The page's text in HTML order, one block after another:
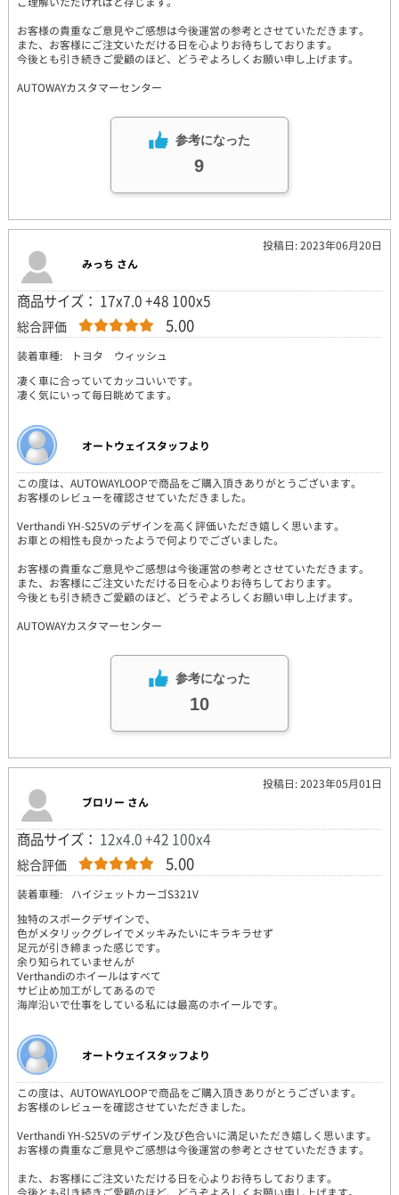
お客様の貴重なご意見やご感想は今後運営の参考とさせていただきます。
また、お客様にご注文いただける日を心よりお待ちしております。
今後とも引き続きご愛顧のほど、どうぞよろしくお願い申し上げます。
AUTOWAYカスタマーセンター
参考になった
9
投稿日: 2023年06月20日
みっち さん
商品サイズ： 17x7.0 +48 100x5
総合評価 5.00
装着車種:
トヨタ ウィッシュ
凄く車に合っていてカッコいいです。
凄く気にいって毎日眺めてます。
オートウェイスタッフより
この度は、AUTOWAYLOOPで商品をご購入頂きありがとうございます。
お客様のレビューを確認させていただきました。
Verthandi YH-S25Vのデザインを高く評価いただき嬉しく思います。
お車との相性も良かったようで何よりでございました。
お客様の貴重なご意見やご感想は今後運営の参考とさせていただきます。
また、お客様にご注文いただける日を心よりお待ちしております。
今後とも引き続きご愛顧のほど、どうぞよろしくお願い申し上げます。
AUTOWAYカスタマーセンター
参考になった
10
投稿日: 2023年05月01日
ブロリー さん
商品サイズ： 12x4.0 +42 100x4
総合評価 5.00
装着車種:
ハイジェットカーゴS321V
独特のスポークデザインで、
色がメタリックグレイでメッキみたいにキラキラせず
足元が引き締まった感じです。
余り知られていませんが
Verthandiのホイールはすべて
サビ止め加工がしてあるので
海岸沿いで仕事をしている私には最高のホイールです。
オートウェイスタッフより
この度は、AUTOWAYLOOPで商品をご購入頂きありがとうございます。
お客様のレビューを確認させていただきました。
Verthandi YH-S25Vのデザイン及び色合いに満足いただき嬉しく思います。
お客様の貴重なご意見やご感想は今後運営の参考とさせていただきます。
また、お客様にご注文いただける日を心よりお待ちしております。